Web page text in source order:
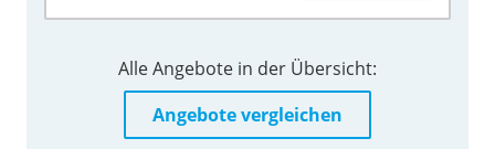
Alle Angebote in der Übersicht:
Angebote vergleichen